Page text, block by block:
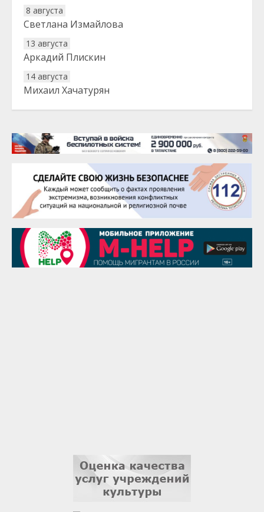
8 августа
Светлана Измайлова
13 августа
Аркадий Плискин
14 августа
Михаил Хачатурян
20 августа
22 августа
Евгений Ефимов
25 августа
Сэсэгма Бубеева
28 августа
Чингиз Мустафаев
29 августа
Надежда Рослова